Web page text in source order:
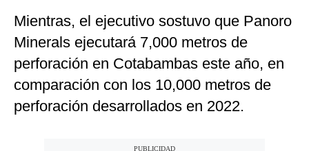
Mientras, el ejecutivo sostuvo que Panoro
Minerals ejecutará 7,000 metros de
perforación en Cotabambas este año, en
comparación con los 10,000 metros de
perforación desarrollados en 2022.